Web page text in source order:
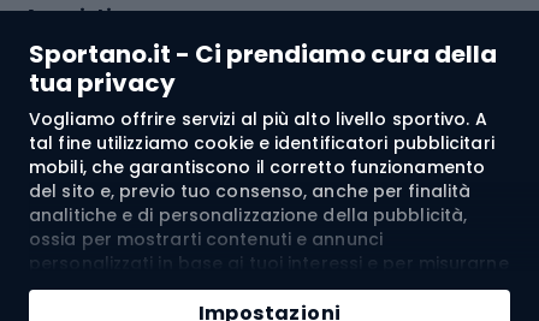
Sportano.it - Ci prendiamo cura della
tua privacy
Vogliamo offrire servizi al più alto livello sportivo. A
tal fine utilizziamo cookie e identificatori pubblicitari
mobili, che garantiscono il corretto funzionamento
del sito e, previo tuo consenso, anche per finalità
analitiche e di personalizzazione della pubblicità,
ossia per mostrarti contenuti e annunci
personalizzati in base ai tuoi interessi e per misurarne
l’efficacia. I cookie e gli identificatori pubblicitari
mobili possono essere utilizzati sia per attività
Impostazioni
Aggiungi al carrello
Acquisti
Servizio clienti
Regolamento
Chi siamo